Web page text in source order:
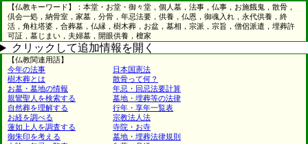
【仏教キーワード】：本堂・お堂・御々堂，個人墓，法事，仏事，お施餓鬼，散骨，
倶会一処，納骨室，家墓，分骨，年忌法要，供養，仏恩，御魂入れ，永代供養，終
活，角柱塔婆，合葬墓，仏縁，樹木葬，お盆，墓相，宗派，宗旨，僧侶派遣，埋葬許
可証，墓じまい，夫婦墓，開眼供養，檀家
クリックして追加情報を開く
【仏教関連用語】
今年の法事
日本国憲法
樹木葬とは
散骨って何？
お墓・墓地の情報
年忌・回忌法要計算
親鸞聖人を検索する
墓地・埋葬等の法律
自然葬を理解する
行年・享年一覧表
お経を調べる
宗教法人法
蓮如上人を調査する
寺院・お寺
御朱印を考える
墓地・埋葬法律規則